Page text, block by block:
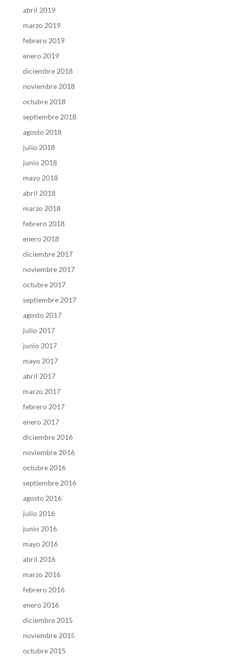
abril 2019
marzo 2019
febrero 2019
enero 2019
diciembre 2018
noviembre 2018
octubre 2018
septiembre 2018
agosto 2018
julio 2018
junio 2018
mayo 2018
abril 2018
marzo 2018
febrero 2018
enero 2018
diciembre 2017
noviembre 2017
octubre 2017
septiembre 2017
agosto 2017
julio 2017
junio 2017
mayo 2017
abril 2017
marzo 2017
febrero 2017
enero 2017
diciembre 2016
noviembre 2016
octubre 2016
septiembre 2016
agosto 2016
julio 2016
junio 2016
mayo 2016
abril 2016
marzo 2016
febrero 2016
enero 2016
diciembre 2015
noviembre 2015
octubre 2015